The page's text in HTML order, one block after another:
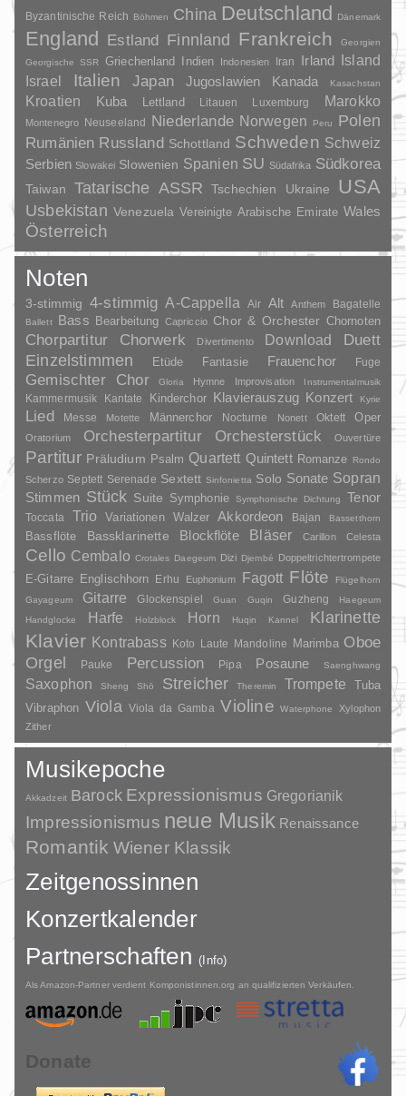
Byzantinische Reich Böhmen China Deutschland Dänemark
England Estland Finnland Frankreich
Georgien
Georgische SSR
Griechenland Indien Indonesien Iran Irland
Island
Israel
Italien Japan Jugoslawien Kanada Kasachstan
Kroatien Kuba Lettland Litauen Luxemburg Marokko
Montenegro Neuseeland Niederlande Norwegen Peru
Polen
Rumänien Russland Schottland Schweden Schweiz
Serbien Slowakei Slowenien Spanien SU Südafrika Südkorea
Taiwan Tatarische ASSR Tschechien Ukraine USA
Usbekistan Venezuela Vereinigte Arabische Emirate Wales
Österreich
Noten
3-stimmig 4-stimmig A-Cappella Air Alt Anthem Bagatelle
Ballett Bass Bearbeitung Capriccio Chor & Orchester Chornoten
Chorpartitur Chorwerk Divertimento Download
Duett
Einzelstimmen
Etüde Fantasie Frauenchor Fuge
Gemischter Chor Gloria Hymne Improvisation Instrumentalmusik
Kammermusik Kantate Kinderchor Klavierauszug Konzert Kyrie
Lied Messe Motette Männerchor Nocturne Nonett Oktett Oper
Oratorium Orchesterpartitur Orchesterstück Ouvertüre
Partitur Präludium Psalm Quartett Quintett Romanze Rondo
Scherzo Septett Serenade Sextett Sinfonietta Solo Sonate Sopran
Stimmen Stück Suite Symphonie Symphonische Dichtung Tenor
Toccata Trio Variationen Walzer Akkordeon Bajan Bassetthorn
Bassflöte Bassklarinette Blockflöte Bläser Carillon Celesta
Cello Cembalo Crotales Daegeum Dizi Djembé Doppeltrichtertrompete
E-Gitarre Englischhorn Erhu Euphonium Fagott Flöte
Flügelhorn
Gayageum
Gitarre Glockenspiel Guan Guqin Guzheng
Haegeum
Handglocke
Harfe Holzblock Horn Huqin Kannel Klarinette
Klavier Kontrabass Koto Laute Mandoline Marimba Oboe
Orgel Pauke Percussion Pipa Posaune Saenghwang
Saxophon Sheng Shō Streicher Theremin Trompete
Tuba
Vibraphon Viola Viola da Gamba Violine Waterphone
Xylophon
Zither
Musikepoche
Akkadzeit Barock Expressionismus Gregorianik
Impressionismus neue Musik Renaissance
Romantik Wiener Klassik
Zeitgenossinnen
Konzertkalender
Partnerschaften(Info)
Als Amazon-Partner verdient Komponistinnen.org an qualifizierten Verkäufen.
Donate